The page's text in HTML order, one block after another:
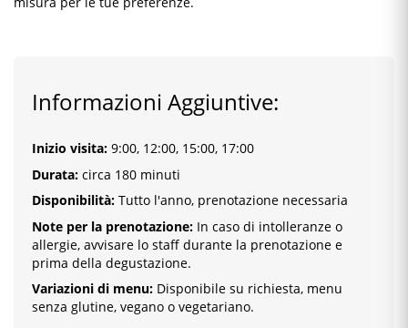
Informazioni Aggiuntive:
Inizio visita: 9:00, 12:00, 15:00, 17:00
Durata: circa 180 minuti
Disponibilità: Tutto l'anno, prenotazione necessaria
Note per la prenotazione: In caso di intolleranze o
allergie, avvisare lo staff durante la prenotazione e
prima della degustazione.
Variazioni di menu: Disponibile su richiesta, menu
senza glutine, vegano o vegetariano.